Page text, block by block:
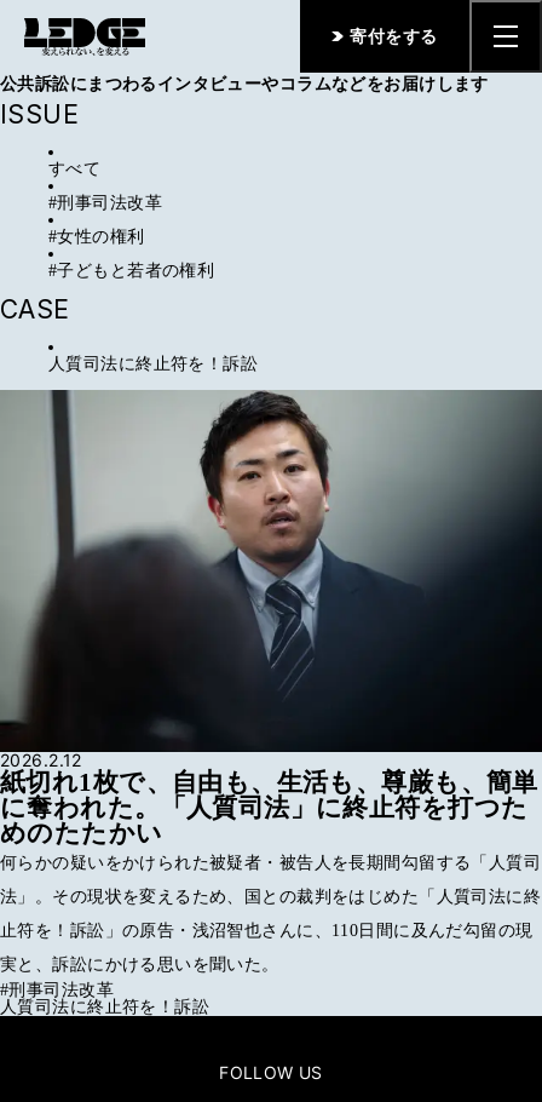
寄付をする
ARTICLE
提訴や判決、注目の期日などをお伝えするケースレポートや、
公共訴訟にまつわるインタビューやコラムなどをお届けします
ISSUE
すべて
#刑事司法改革
#女性の権利
#子どもと若者の権利
CASE
人質司法に終止符を！訴訟
2026.2.12
紙切れ1枚で、自由も、生活も、尊厳も、簡単
に奪われた。「人質司法」に終止符を打つた
めのたたかい
何らかの疑いをかけられた被疑者・被告人を長期間勾留する「人質司
法」。その現状を変えるため、国との裁判をはじめた「人質司法に終
止符を！訴訟」の原告・浅沼智也さんに、110日間に及んだ勾留の現
実と、訴訟にかける思いを聞いた。
#刑事司法改革
人質司法に終止符を！訴訟
FOLLOW US